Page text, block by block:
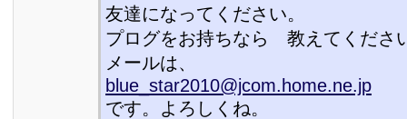
友達になってください。
プログをお持ちなら 教えてくださ
メールは、
blue_star2010@jcom.home.ne.jp
です。よろしくね。